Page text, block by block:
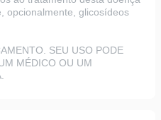
opcionalmente, glicosídeos
SEU USO PODE
MÉDICO OU UM